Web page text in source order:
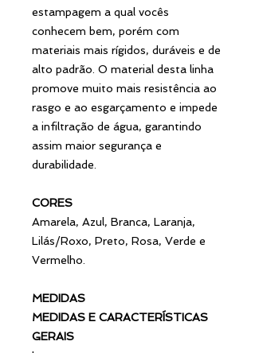
estampagem a qual vocês
conhecem bem, porém com
materiais mais rígidos, duráveis e de
alto padrão. O material desta linha
promove muito mais resistência ao
rasgo e ao esgarçamento e impede
a infiltração de água, garantindo
assim maior segurança e
durabilidade.
CORES
Amarela, Azul, Branca, Laranja,
Lilás/Roxo, Preto, Rosa, Verde e
Vermelho.
MEDIDAS
MEDIDAS E CARACTERÍSTICAS
GERAIS